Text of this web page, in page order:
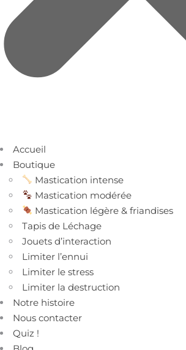
Accueil
Boutique
Mastication intense
Mastication modérée
Mastication légère & friandises
Tapis de Léchage
Jouets d’interaction
Limiter l’ennui
Limiter le stress
Limiter la destruction
Notre histoire
Nous contacter
Quiz !